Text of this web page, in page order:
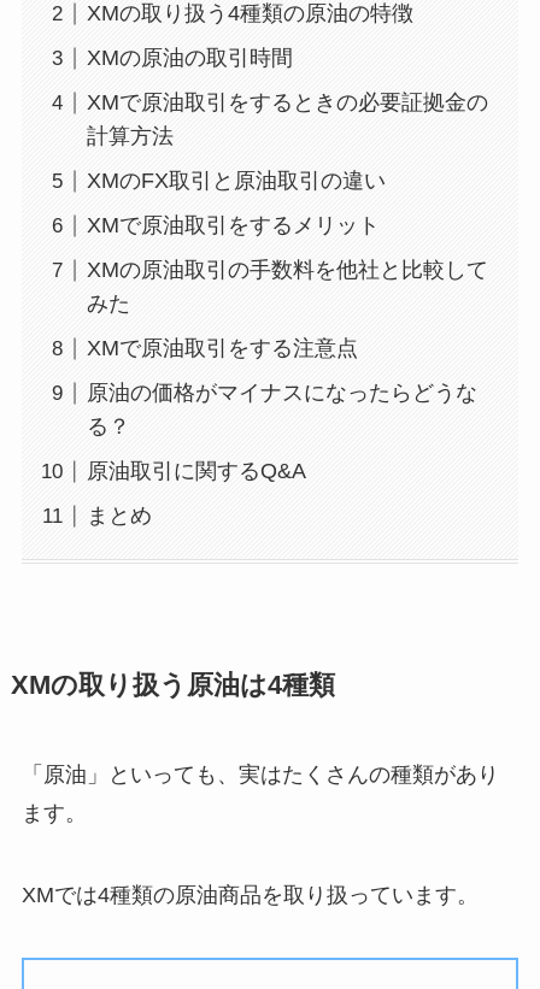
XMの取り扱う4種類の原油の特徴
XMの原油の取引時間
XMで原油取引をするときの必要証拠金の
計算方法
XMのFX取引と原油取引の違い
XMで原油取引をするメリット
XMの原油取引の手数料を他社と比較して
みた
XMで原油取引をする注意点
原油の価格がマイナスになったらどうな
る？
原油取引に関するQ&A
まとめ
XMの取り扱う原油は4種類
「原油」といっても、実はたくさんの種類があり
ます。
XMでは4種類の原油商品を取り扱っています。